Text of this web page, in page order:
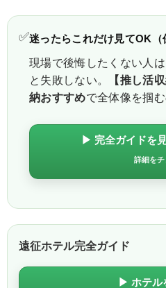
✅迷ったらこれだけ見てOK（
現場で後悔したくない人
と失敗しない。
【推し活
納おすすめで全体像を掴
▶ 完全ガイドを
詳細をチ
遠征ホテル完全ガイド
▶ ホテル